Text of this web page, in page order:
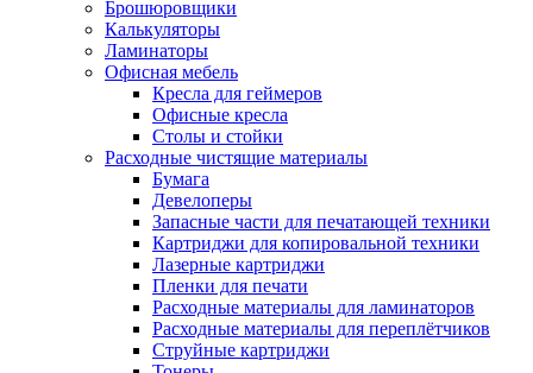
Брошюровщики
Калькуляторы
Ламинаторы
Офисная мебель
Кресла для геймеров
Офисные кресла
Столы и стойки
Расходные чистящие материалы
Бумага
Девелоперы
Запасные части для печатающей техники
Картриджи для копировальной техники
Лазерные картриджи
Пленки для печати
Расходные материалы для ламинаторов
Расходные материалы для переплётчиков
Струйные картриджи